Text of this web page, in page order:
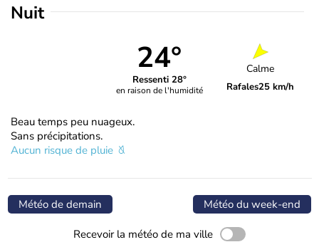
Nuit
24°
Ressenti 28°
en raison de l'humidité
Calme
Rafales25 km/h
Beau temps peu nuageux.
Sans précipitations.
Aucun risque de pluie
Météo de demain Météo du week-end
Recevoir la météo de ma ville